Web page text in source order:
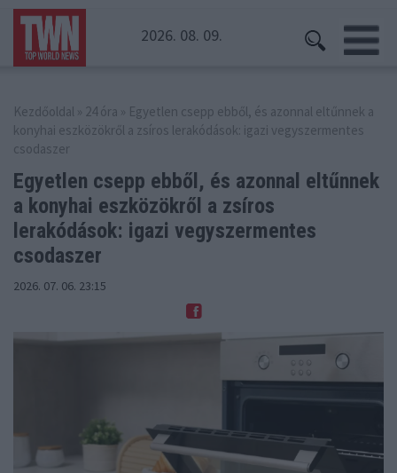
2026. 08. 09.
Kezdőoldal » 24 óra » Egyetlen csepp ebből, és azonnal eltűnnek a
konyhai eszközökről a zsíros lerakódások: igazi vegyszermentes
csodaszer
Egyetlen csepp ebből, és azonnal eltűnnek
a konyhai eszközökről a zsíros
lerakódások: igazi vegyszermentes
csodaszer
2026. 07. 06. 23:15